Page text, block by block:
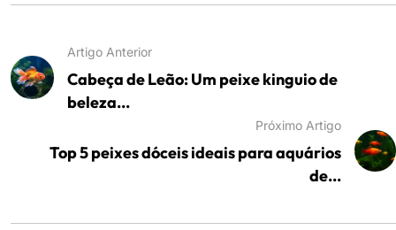
Artigo Anterior
Cabeça de Leão: Um peixe kinguio de
beleza...
Próximo Artigo
Top 5 peixes dóceis ideais para aquários
de...